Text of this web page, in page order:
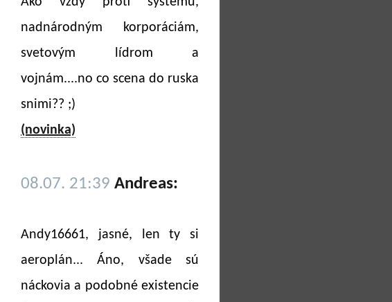
nadnárodným korporáciám,
svetovým lídrom a
vojnám....no co scena do ruska
snimi?? ;)
(novinka)
08.07. 21:39 Andreas:
Andy16661, jasné, len ty si
aeroplán... Áno, všade sú
náckovia a podobné existencie